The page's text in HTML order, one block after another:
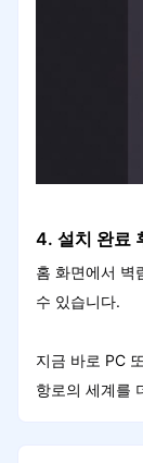
4. 설치 완료
홈 화면에서 벽
수 있습니다.
지금 바로 PC
항로의 세계를